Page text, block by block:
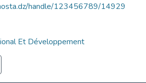
handle/123456789/14929
Et Développement